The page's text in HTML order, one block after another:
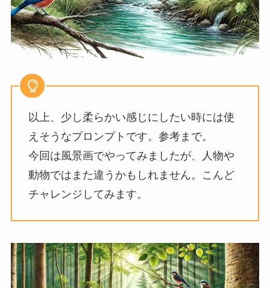
以上、少し柔らかい感じにしたい時には使
えそうなプロンプトです。参考まで。
今回は風景画でやってみましたが、人物や
動物ではまた違うかもしれません。こんど
チャレンジしてみます。